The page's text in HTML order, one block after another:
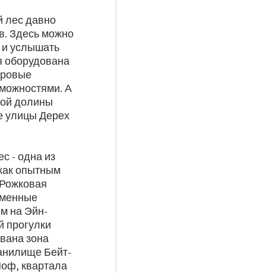
лес давно
Здесь можно
и услышать
оборудована
А
долины
улицы Дерех
- одна из
опытным
на Эйн-
прогулки
зона
Бейт-
квартала